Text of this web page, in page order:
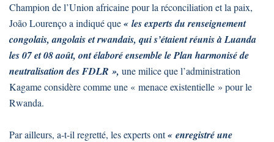
Champion de l’Union africaine pour la réconciliation et la paix,
João Lourenço a indiqué que« les experts du renseignement
congolais, angolais et rwandais, qui s’étaient réunis à Luanda
les 07 et 08 août, ont élaboré ensemble le Plan harmonisé de
neutralisation des FDLR », une milice que l’administration
Kagame considère comme une « menace existentielle » pour le
Rwanda.
Par ailleurs, a-t-il regretté, les experts ont« enregistré une